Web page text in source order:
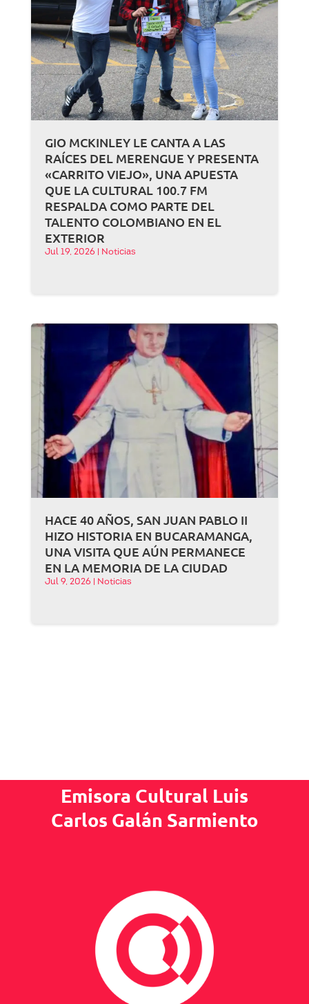
GIO MCKINLEY LE CANTA A LAS
RAÍCES DEL MERENGUE Y PRESENTA
«CARRITO VIEJO», UNA APUESTA
QUE LA CULTURAL 100.7 FM
RESPALDA COMO PARTE DEL
TALENTO COLOMBIANO EN EL
EXTERIOR
Jul 19, 2026 Noticias
HACE 40 AÑOS, SAN JUAN PABLO II
HIZO HISTORIA EN BUCARAMANGA,
UNA VISITA QUE AÚN PERMANECE
EN LA MEMORIA DE LA CIUDAD
Jul 9, 2026 Noticias
Emisora Cultural Luis
Carlos Galán Sarmiento